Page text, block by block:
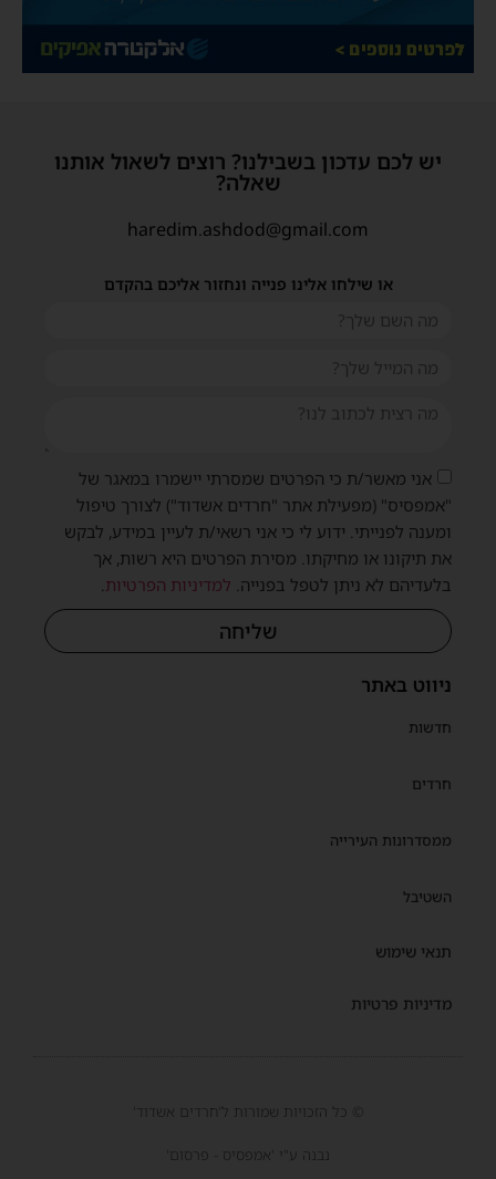
ניווט באתר
חדשות
חרדים
ממסדרונות העירייה
השטיבל
תנאי שימוש
מדיניות פרטיות
יש לכם עדכון בשבילנו? רוצים לשאול אותנו
שאלה?
haredim.ashdod@gmail.com
או שילחו אלינו פנייה ונחזור אליכם בהקדם
אני מאשר/ת כי הפרטים שמסרתי יישמרו במאגר של
"אמפסיס" (מפעילת אתר "חרדים אשדוד") לצורך טיפול
ומענה לפנייתי. ידוע לי כי אני רשאי/ת לעיין במידע, לבקש
את תיקונו או מחיקתו. מסירת הפרטים היא רשות, אך
בלעדיהם לא ניתן לטפל בפנייה. למדיניות הפרטיות.
שליחה
© כל הזכויות שמורות ל'חרדים אשדוד'
נבנה ע"י 'אמפסיס - פרסום'